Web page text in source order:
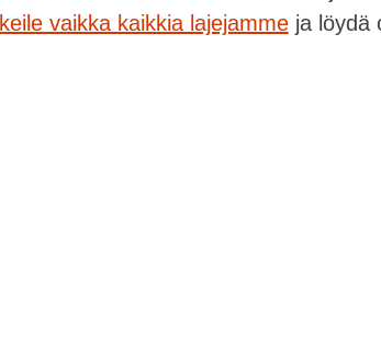
vaikka kaikkia lajejammeja löydä